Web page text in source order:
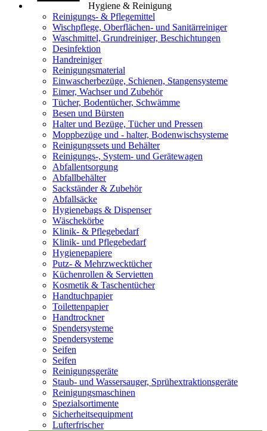
Hygiene & Reinigung
Reinigungs- & Pflegemittel
Wischpflege, Oberflächen- und Sanitärreiniger
Waschmittel, Grundreiniger, Beschichtungen
Desinfektion
Handreiniger
Reinigungsmaterial
Einwascherbezüge, Schienen, Stangensysteme
Eimer, Wachser und Zubehör
Tücher, Bodentücher, Schwämme
Besen und Bürsten
Halter und Bezüge, Tücher und Pressen
Moppbezüge und - halter, Bodenwischsysteme
Reinigungssets und Behälter
Reinigungs-, System- und Gerätewagen
Abfallentsorgung
Abfallbehälter
Sackständer & Zubehör
Abfallsäcke
Hygienebags & Dispenser
Wäschekörbe
Klinik- & Pflegebedarf
Klinik- und Pflegebedarf
Hygienepapiere
Putz- & Mehrzwecktücher
Küchenrollen & Servietten
Kosmetik & Taschentücher
Handtuchpapier
Toilettenpapier
Handtrockner
Spendersysteme
Spendersysteme
Seifen
Seifen
Reinigungsgeräte
Staub- und Wassersauger, Sprühextraktionsgeräte
Reinigungsmaschinen
Spezialsortimente
Sicherheitsequipment
Lufterfrischer